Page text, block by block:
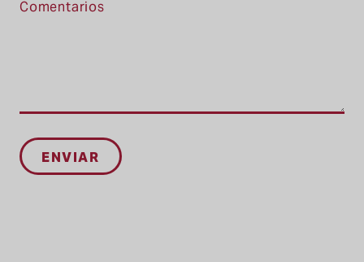
Comentarios